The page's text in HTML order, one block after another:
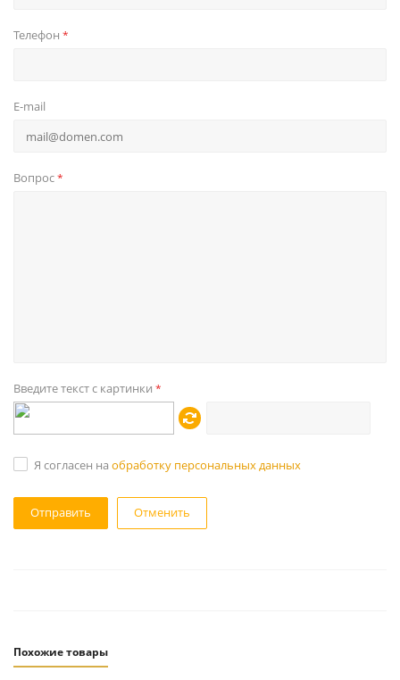
Телефон *
E-mail
Вопрос*
Введите текст с картинки *
Я согласен на обработку персональных данных
Отменить
Похожие товары